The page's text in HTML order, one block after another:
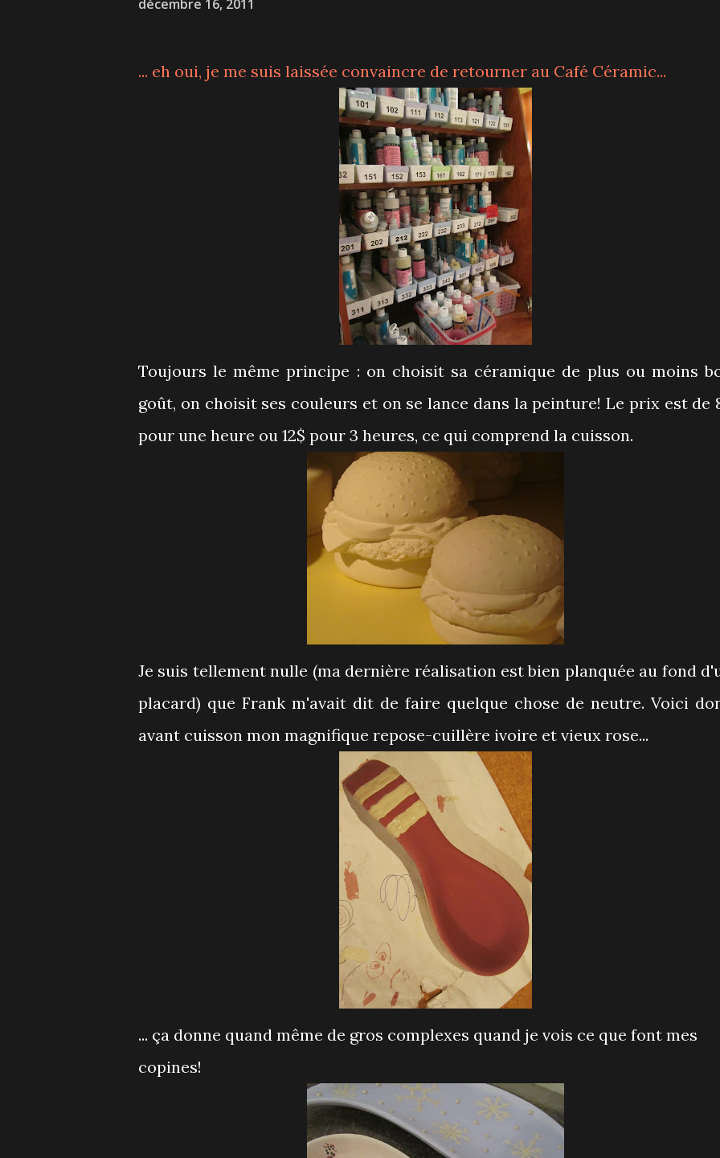
décembre 16, 2011
... eh oui, je me suis laissée convaincre de retourner au Café Céramic...
Toujours le même principe : on choisit sa céramique de plus ou moins
goût, on choisit ses couleurs et on se lance dans la peinture! Le prix est de
pour une heure ou 12$ pour 3 heures, ce qui comprend la cuisson.
Je suis tellement nulle (ma dernière réalisation est bien planquée au fond
placard) que Frank m'avait dit de faire quelque chose de neutre. Voici
avant cuisson mon magnifique repose-cuillère ivoire et vieux rose...
... ça donne quand même de gros complexes quand je vois ce que font mes
copines!